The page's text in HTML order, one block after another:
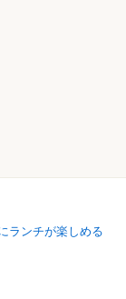
ランチが楽しめる